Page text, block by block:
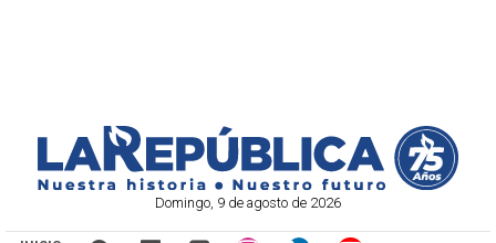
Domingo, 9 de agosto de 2026